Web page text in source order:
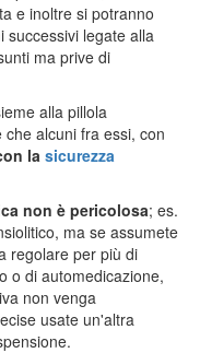
e inoltre si potranno
legate alla
ma prive di
alla pillola
alcuni fra essi, con
la sicurezza
non è pericolosa; es.
ma se assumete
regolare per più di
o di automedicazione,
non venga
usate un'altra